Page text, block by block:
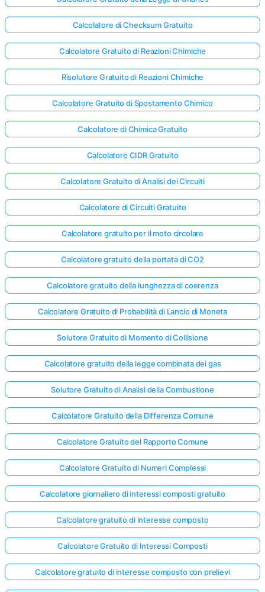
Calcolatore di Checksum Gratuito
Calcolatore Gratuito di Reazioni Chimiche
Risolutore Gratuito di Reazioni Chimiche
Calcolatore Gratuito di Spostamento Chimico
Calcolatore di Chimica Gratuito
Calcolatore CIDR Gratuito
Calcolatore Gratuito di Analisi dei Circuiti
Calcolatore di Circuiti Gratuito
Calcolatore gratuito per il moto circolare
Calcolatore gratuito della portata di CO2
Calcolatore gratuito della lunghezza di coerenza
Calcolatore Gratuito di Probabilità di Lancio di Moneta
Solutore Gratuito di Momento di Collisione
Calcolatore gratuito della legge combinata dei gas
Solutore Gratuito di Analisi della Combustione
Calcolatore Gratuito della Differenza Comune
Calcolatore Gratuito del Rapporto Comune
Calcolatore Gratuito di Numeri Complessi
Calcolatore giornaliero di interessi composti gratuito
Calcolatore gratuito di interesse composto
Calcolatore Gratuito di Interessi Composti
Calcolatore gratuito di interesse composto con prelievi